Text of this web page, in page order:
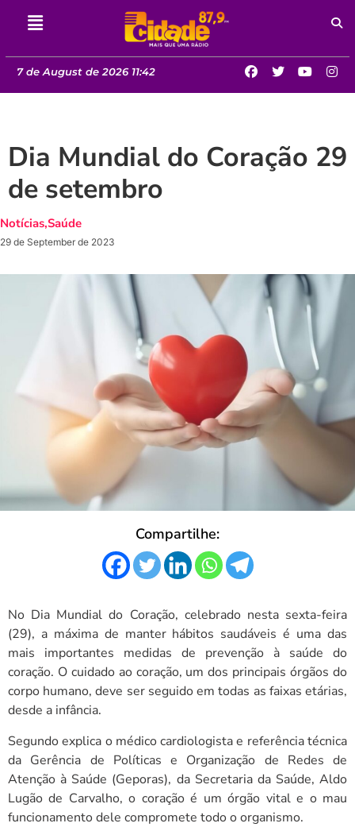
7 de August de 2026 11:42
Dia Mundial do Coração 29
de setembro
Notícias,Saúde
29 de September de 2023
Compartilhe:
No Dia Mundial do Coração, celebrado nesta sexta-feira
(29), a máxima de manter hábitos saudáveis é uma das
mais importantes medidas de prevenção à saúde do
coração. O cuidado ao coração, um dos principais órgãos do
corpo humano, deve ser seguido em todas as faixas etárias,
desde a infância.
Segundo explica o médico cardiologista e referência técnica
da Gerência de Políticas e Organização de Redes de
Atenção à Saúde (Geporas), da Secretaria da Saúde, Aldo
Lugão de Carvalho, o coração é um órgão vital e o mau
funcionamento dele compromete todo o organismo.